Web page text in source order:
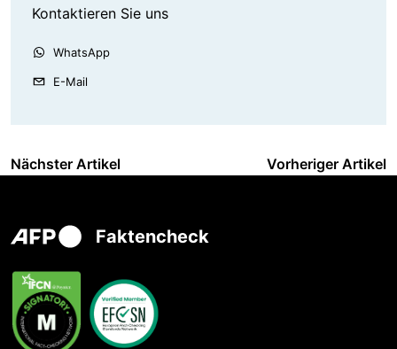
Kontaktieren Sie uns
WhatsApp
E-Mail
Nächster Artikel Vorheriger Artikel
Faktencheck